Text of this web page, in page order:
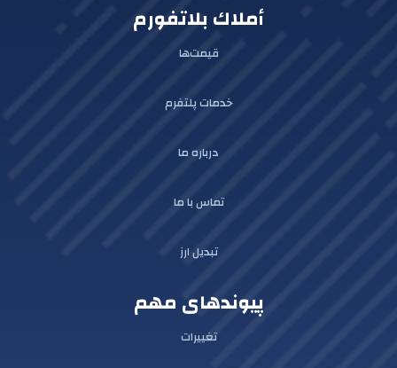
أملاك بلاتفورم
قیمت‌ها
خدمات پلتفرم
درباره ما
تماس با ما
تبدیل ارز
پیوندهای مهم
تغییرات